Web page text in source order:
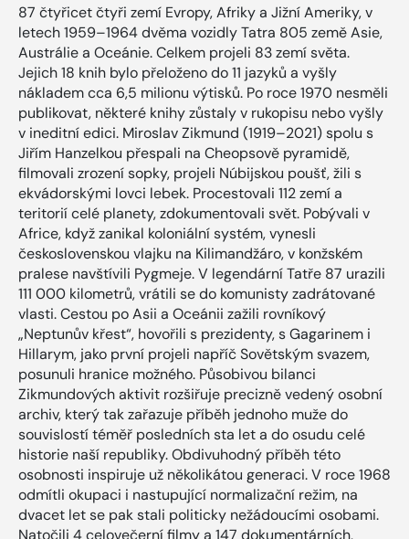
87 čtyřicet čtyři zemí Evropy, Afriky a Jižní Ameriky, v
letech 1959–1964 dvěma vozidly Tatra 805 země Asie,
Austrálie a Oceánie. Celkem projeli 83 zemí světa.
Jejich 18 knih bylo přeloženo do 11 jazyků a vyšly
nákladem cca 6,5 milionu výtisků. Po roce 1970 nesměli
publikovat, některé knihy zůstaly v rukopisu nebo vyšly
v ineditní edici. Miroslav Zikmund (1919–2021) spolu s
Jiřím Hanzelkou přespali na Cheopsově pyramidě,
filmovali zrození sopky, projeli Núbijskou poušť, žili s
ekvádorskými lovci lebek. Procestovali 112 zemí a
teritorií celé planety, zdokumentovali svět. Pobývali v
Africe, když zanikal koloniální systém, vynesli
československou vlajku na Kilimandžáro, v konžském
pralese navštívili Pygmeje. V legendární Tatře 87 urazili
111 000 kilometrů, vrátili se do komunisty zadrátované
vlasti. Cestou po Asii a Oceánii zažili rovníkový
„Neptunův křest“, hovořili s prezidenty, s Gagarinem i
Hillarym, jako první projeli napříč Sovětským svazem,
posunuli hranice možného. Působivou bilanci
Zikmundových aktivit rozšiřuje precizně vedený osobní
archiv, který tak zařazuje příběh jednoho muže do
souvislostí téměř posledních sta let a do osudu celé
historie naší republiky. Obdivuhodný příběh této
osobnosti inspiruje už několikátou generaci. V roce 1968
odmítli okupaci i nastupující normalizační režim, na
dvacet let se pak stali politicky nežádoucími osobami.
Natočili 4 celovečerní filmy a 147 dokumentárních,